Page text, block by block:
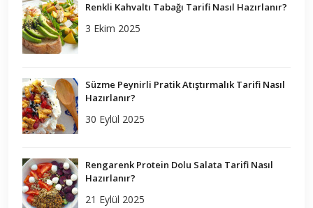
Renkli Kahvaltı Tabağı Tarifi Nasıl Hazırlanır?
3 Ekim 2025
Süzme Peynirli Pratik Atıştırmalık Tarifi Nasıl
Hazırlanır?
30 Eylül 2025
Rengarenk Protein Dolu Salata Tarifi Nasıl
Hazırlanır?
21 Eylül 2025